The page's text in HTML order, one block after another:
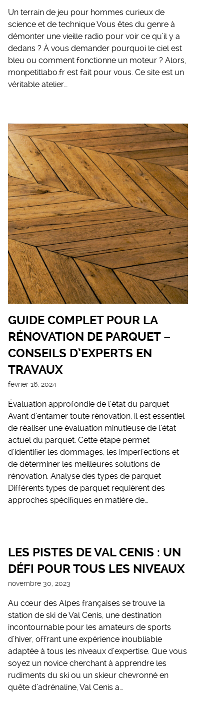
Un terrain de jeu pour hommes curieux de
science et de technique Vous êtes du genre à
démonter une vieille radio pour voir ce qu’il y a
dedans ? À vous demander pourquoi le ciel est
bleu ou comment fonctionne un moteur ? Alors,
monpetitlabo.fr est fait pour vous. Ce site est un
véritable atelier…
GUIDE COMPLET POUR LA
RÉNOVATION DE PARQUET –
CONSEILS D’EXPERTS EN
TRAVAUX
février 16, 2024
Évaluation approfondie de l’état du parquet
Avant d’entamer toute rénovation, il est essentiel
de réaliser une évaluation minutieuse de l’état
actuel du parquet. Cette étape permet
d’identifier les dommages, les imperfections et
de déterminer les meilleures solutions de
rénovation. Analyse des types de parquet
Différents types de parquet requièrent des
approches spécifiques en matière de…
LES PISTES DE VAL CENIS : UN
DÉFI POUR TOUS LES NIVEAUX
novembre 30, 2023
Au cœur des Alpes françaises se trouve la
station de ski de Val Cenis, une destination
incontournable pour les amateurs de sports
d’hiver, offrant une expérience inoubliable
adaptée à tous les niveaux d’expertise. Que vous
soyez un novice cherchant à apprendre les
rudiments du ski ou un skieur chevronné en
quête d’adrénaline, Val Cenis a…